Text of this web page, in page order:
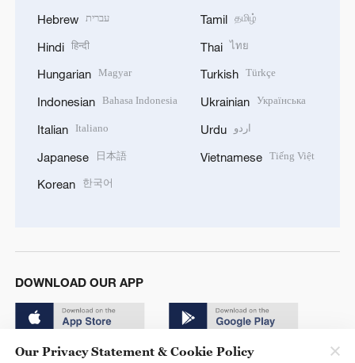
Hebrew עברית
Hindi हिन्दी
Hungarian Magyar
Indonesian Bahasa Indonesia
Italian Italiano
Japanese 日本語
Korean 한국어
Tamil தமிழ்
Thai ไทย
Turkish Türkçe
Ukrainian Українська
Urdu اردو
Vietnamese Tiếng Việt
DOWNLOAD OUR APP
Our Privacy Statement & Cookie Policy